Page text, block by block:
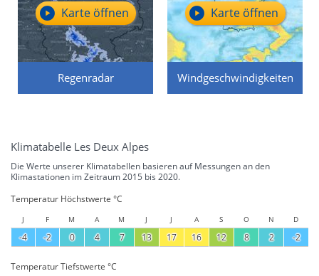
Regenradar
Karte öffnen
Windgeschwindigkeiten
Karte öffnen
Klimatabelle Les Deux Alpes
Die Werte unserer Klimatabellen basieren auf Messungen an den
Klimastationen im Zeitraum 2015 bis 2020.
Temperatur Höchstwerte °C
J F M A M J J A S O N D
-4 -2 0 4 7 13 17 16 12 8 2 -2
Temperatur Tiefstwerte °C